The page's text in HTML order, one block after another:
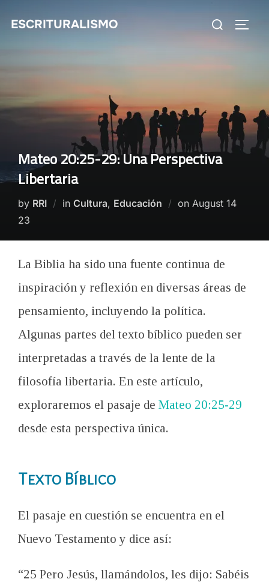
ESCRITURALISMO
Search
for:
Mateo 20:25-29: Una Perspectiva
Libertaria
by RRI in Cultura, Educación on Posted
August 14
23
La Biblia ha sido una fuente continua de
inspiración y reflexión en diversas áreas de
pensamiento, incluyendo la política.
Algunas partes del texto bíblico pueden ser
interpretadas a través de la lente de la
filosofía libertaria. En este artículo,
exploraremos el pasaje de Mateo 20:25-29
desde esta perspectiva única.
Texto Bíblico
El pasaje en cuestión se encuentra en el
Nuevo Testamento y dice así:
“25 Pero Jesús, llamándolos, les dijo: Sabéis